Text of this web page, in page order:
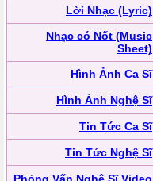
Lời Nhạc (Lyric)
Nhạc có Nốt (Music
Sheet)
Hình Ảnh Ca Sĩ
Hình Ảnh Nghệ Sĩ
Tin Tức Ca Sĩ
Tin Tức Nghệ Sĩ